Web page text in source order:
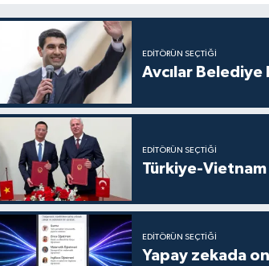
EDITÖRÜN SEÇTIĞI
Avcılar Belediye
EDITÖRÜN SEÇTIĞI
Türkiye-Vietnam
EDITÖRÜN SEÇTIĞI
Yapay zekada